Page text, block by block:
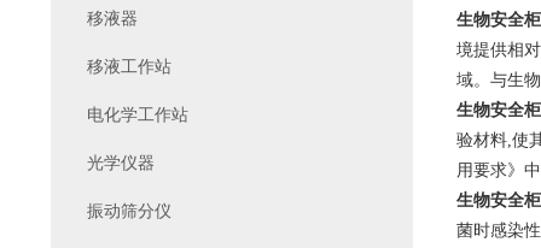
生物安全柜
境提供相
域。与生
生物安全柜
验材料,使
用要求》
生物安全柜
菌时感染
移液器
移液工作站
电化学工作站
光学仪器
振动筛分仪